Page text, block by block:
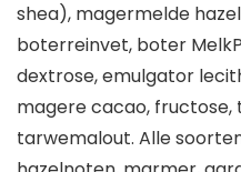
shea), magermelde
boterreinvet, boter
dextrose, emulgator
magere cacao, fructose,
tarwemalout. Alle